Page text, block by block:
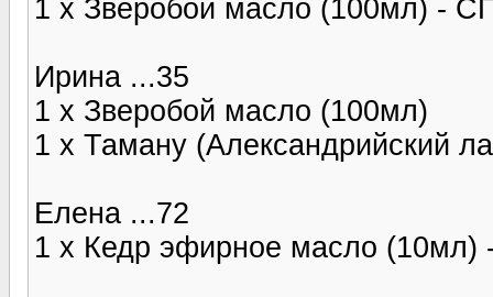
1 x Зверобой масло (100мл) -
Ирина ...35
1 x Зверобой масло (100мл)
1 x Таману (Александрийский
Елена ...72
1 x Кедр эфирное масло